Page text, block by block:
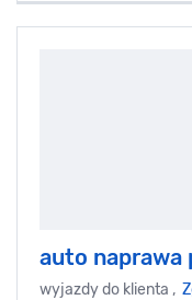
auto naprawa
wyjazdy do klienta ,